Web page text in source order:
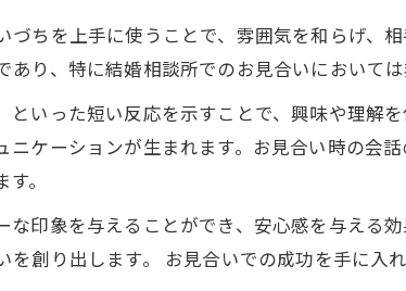
ちを上手に使うことで、雰囲気を和らげ、
り、特に結婚相談所でのお見合いにおいては
いった短い反応を示すことで、興味や理解
ケーションが生まれます。お見合い時の会
。
印象を与えることができ、安心感を与える
創り出します。 お見合いでの成功を手に入